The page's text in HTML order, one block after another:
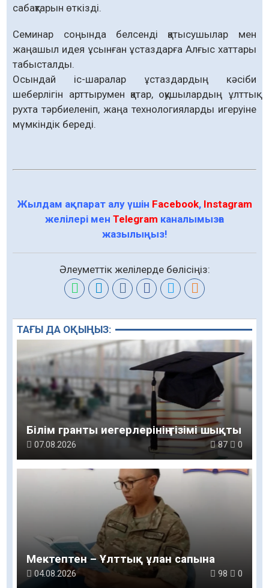
сабақтарын өткізді.
Семинар соңында белсенді қатысушылар мен
жаңашыл идея ұсынған ұстаздарға Алғыс хаттары
табысталды.
Осындай іс-шаралар ұстаздардың кәсіби
шеберлігін арттырумен қатар, оқушылардың ұлттық
рухта тәрбиеленіп, жаңа технологияларды игеруіне
мүмкіндік береді.
Жылдам ақпарат алу үшін Facebook, Instagram
желілері мен Telegram каналымызға
жазылыңыз!
Әлеуметтік желілерде бөлісіңіз:
ТАҒЫ ДА ОҚЫҢЫЗ:
Білім гранты иегерлерінің тізімі шықты
07.08.2026 87 0
Мектептен – Ұлттық ұлан сапына
04.08.2026 98 0